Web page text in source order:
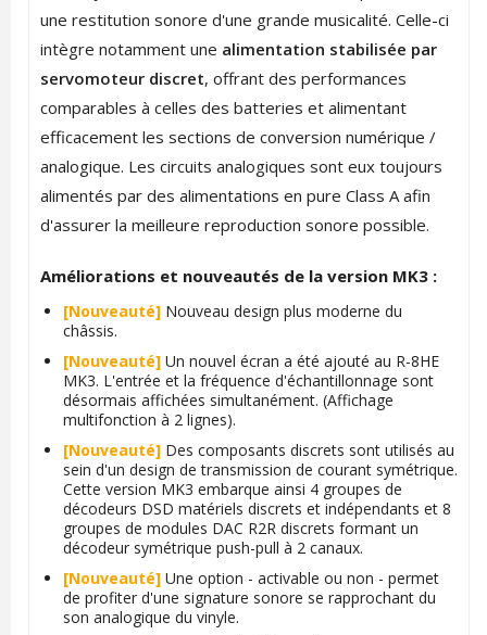
une restitution sonore d'une grande musicalité. Celle-ci
intègre notamment une alimentation stabilisée par
servomoteur discret, offrant des performances
comparables à celles des batteries et alimentant
efficacement les sections de conversion numérique /
analogique. Les circuits analogiques sont eux toujours
alimentés par des alimentations en pure Class A afin
d'assurer la meilleure reproduction sonore possible.
Améliorations et nouveautés de la version MK3 :
[Nouveauté] Nouveau design plus moderne du
châssis.
[Nouveauté] Un nouvel écran a été ajouté au R-8HE
MK3. L'entrée et la fréquence d'échantillonnage sont
désormais affichées simultanément. (Affichage
multifonction à 2 lignes).
[Nouveauté] Des composants discrets sont utilisés au
sein d'un design de transmission de courant symétrique.
Cette version MK3 embarque ainsi 4 groupes de
décodeurs DSD matériels discrets et indépendants et 8
groupes de modules DAC R2R discrets formant un
décodeur symétrique push-pull à 2 canaux.
[Nouveauté] Une option - activable ou non - permet
de profiter d'une signature sonore se rapprochant du
son analogique du vinyle.